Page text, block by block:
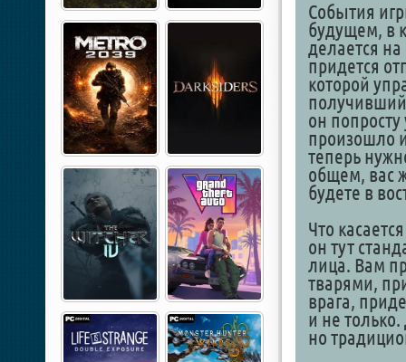
События
будущем, в
делается
придется
которой
получивший
он
произошло
теперь
общем, вас
будете в
Что
он тут
лица. Вам
тварями,
врага,
и не
но